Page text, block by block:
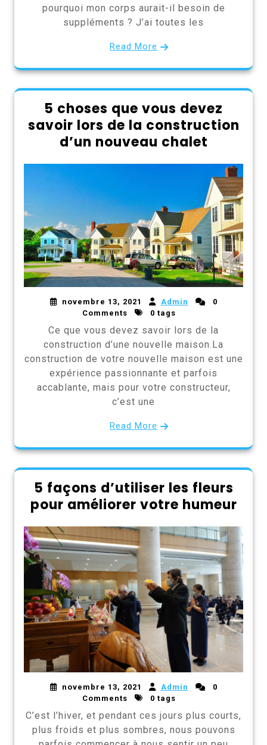
pourquoi mon corps aurait-il besoin de
suppléments ? J’ai toutes les
Read More
5 choses que vous devez
savoir lors de la construction
d’un nouveau chalet
novembre 13, 2021 Admin
0
Comments
0 tags
Ce que vous devez savoir lors de la
construction d’une nouvelle maison.La
construction de votre nouvelle maison est une
expérience passionnante et parfois
accablante, mais pour votre constructeur,
c’est une
Read More
5 façons d’utiliser les fleurs
pour améliorer votre humeur
novembre 13, 2021 Admin
0
Comments
0 tags
C’est l’hiver, et pendant ces jours plus courts,
plus froids et plus sombres, nous pouvons